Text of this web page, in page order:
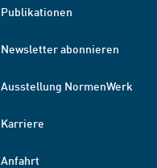
Publikationen
Newsletter abonnieren
Ausstellung NormenWerk
Karriere
Anfahrt